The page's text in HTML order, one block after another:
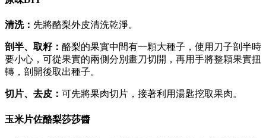
清洗： 先將酪梨外皮清洗乾淨。
剖半、取籽： 酪梨的果實中間有一顆大種子，使用刀子剖半時
要小心，可從果實的兩側分別畫刀切開，再用手將整顆果實扭
轉，剖開後取出種子。
切片、去皮： 可先將果肉切片，接著利用湯匙挖取果肉。
玉米片佐酪梨莎莎醬